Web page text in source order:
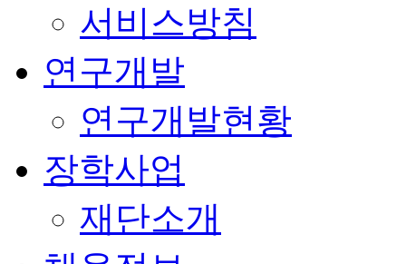
서비스방침
연구개발
연구개발현황
장학사업
재단소개